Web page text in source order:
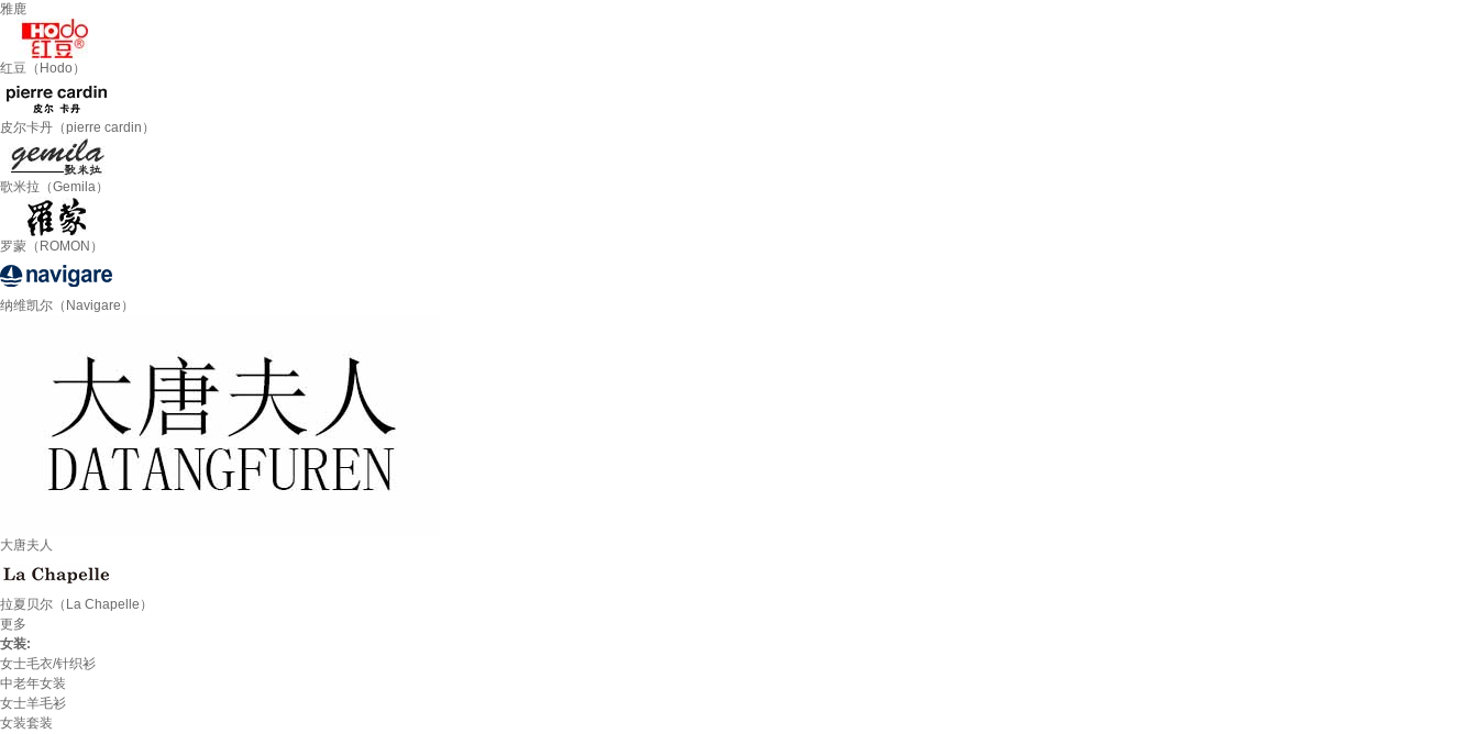
雅鹿
红豆（Hodo）
皮尔卡丹（pierre cardin）
歌米拉（Gemila）
罗蒙（ROMON）
纳维凯尔（Navigare）
大唐夫人
拉夏贝尔（La Chapelle）
更多
女装:
女士毛衣/针织衫
中老年女装
女士羊毛衫
女装套装